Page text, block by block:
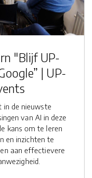
"Blijf UP-
| UP-
in de nieuwste
van AI in deze
kans om te leren
en inzichten te
aan effectievere